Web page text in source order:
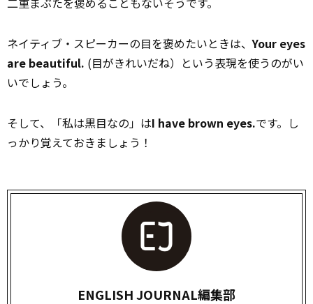
ネイティブ・スピーカーの目を褒めたいときは、Your eyes
are beautiful. (目がきれいだね）という表現を使うのがい
いでしょう。
そして、「私は黒目なの」はI have brown eyes.です。し
っかり覚えておきましょう！
ENGLISH JOURNAL編集部